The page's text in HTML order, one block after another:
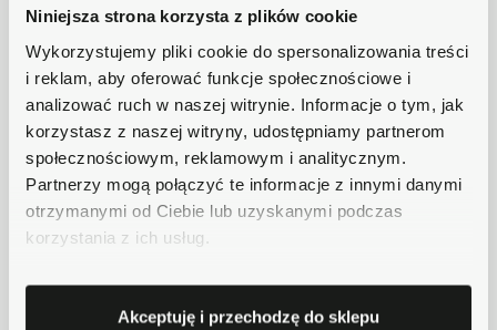
Niniejsza strona korzysta z plików cookie
Wykorzystujemy pliki cookie do spersonalizowania treści
i reklam, aby oferować funkcje społecznościowe i
analizować ruch w naszej witrynie. Informacje o tym, jak
korzystasz z naszej witryny, udostępniamy partnerom
społecznościowym, reklamowym i analitycznym.
Partnerzy mogą połączyć te informacje z innymi danymi
otrzymanymi od Ciebie lub uzyskanymi podczas
korzystania z ich usług.
Akceptuję i przechodzę do sklepu
Bezpieczne płatności
Płatności obsługuje Przelewy24 - największy
operator płatności online w Polsce.
Masz pytania dotyczące produktu?
Zadzwoń do nas 62 733 86 11 lub napisz e-
mail. Chętnie pomożemy!
Opis
Krótki opis